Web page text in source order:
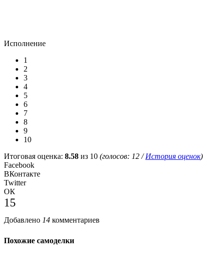
Исполнение
1
2
3
4
5
6
7
8
9
10
Итоговая оценка: 8.58 из 10 (голосов: 12 /История оценок)
Facebook
ВКонтакте
Twitter
ОК
15
Добавлено 14 комментариев
Похожие самоделки